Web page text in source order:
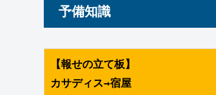
予備知識
【報せの立て板】
カサディス→宿屋